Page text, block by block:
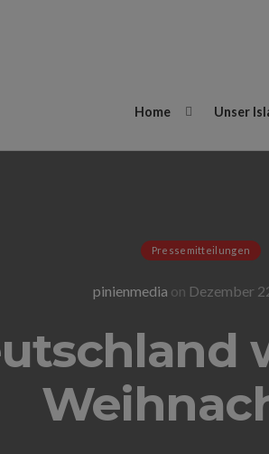
Home Unser
Pressemitteilungen
pinienmedia on Dezember